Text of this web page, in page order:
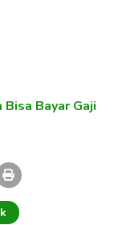
Bayar Gaji